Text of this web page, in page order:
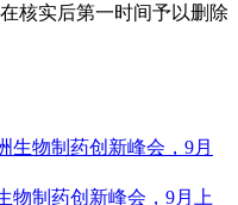
核实后第一时间予以删除
物制药创新峰会，9月上